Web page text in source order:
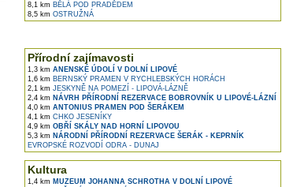
8,1 km BĚLÁ POD PRADĚDEM
8,5 km OSTRUŽNÁ
Přírodní zajímavosti
1,3 km ANENSKÉ ÚDOLÍ V DOLNÍ LIPOVÉ
1,6 km BERNSKÝ PRAMEN V RYCHLEBSKÝCH HORÁCH
2,1 km JESKYNĚ NA POMEZÍ - LIPOVÁ-LÁZNĚ
2,4 km NÁVRH PŘÍRODNÍ REZERVACE BOBROVNÍK U LIPOVÉ-LÁZNÍ
4,0 km ANTONIUS PRAMEN POD ŠERÁKEM
4,1 km CHKO JESENÍKY
4,9 km OBŘÍ SKÁLY NAD HORNÍ LIPOVOU
5,3 km NÁRODNÍ PŘÍRODNÍ REZERVACE ŠERÁK - KEPRNÍK
EVROPSKÉ ROZVODÍ ODRA - DUNAJ
Kultura
1,4 km MUZEUM JOHANNA SCHROTHA V DOLNÍ LIPOVÉ